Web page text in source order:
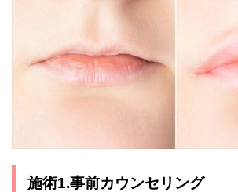
施術1.事前カウンセリング